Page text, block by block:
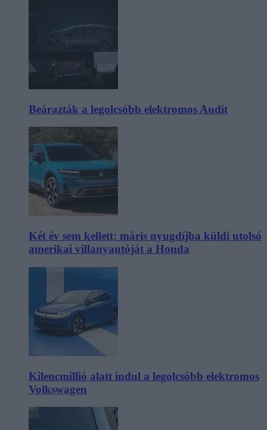
Beárazták a legolcsóbb elektromos Audit
Két év sem kellett: máris nyugdíjba küldi utolsó
amerikai villanyautóját a Honda
Kilencmillió alatt indul a legolcsóbb elektromos
Volkswagen